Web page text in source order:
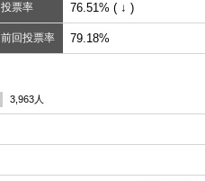
投票率 76.51% ( ↓ )
前回投票率 79.18%
3,963人